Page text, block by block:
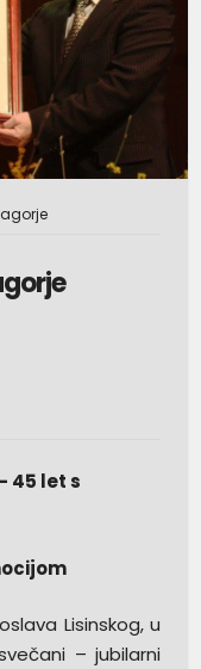
45 let s
Lisinskog, u
– jubilarni